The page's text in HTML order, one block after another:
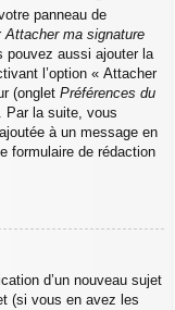
panneau de
Attacher ma signature
pouvez aussi ajouter la
l’option « Attacher
(onglet Préférences du
Par la suite, vous
à un message en
formulaire de rédaction
d’un nouveau sujet
(si vous en avez les